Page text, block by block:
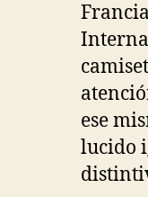
ese
lucido